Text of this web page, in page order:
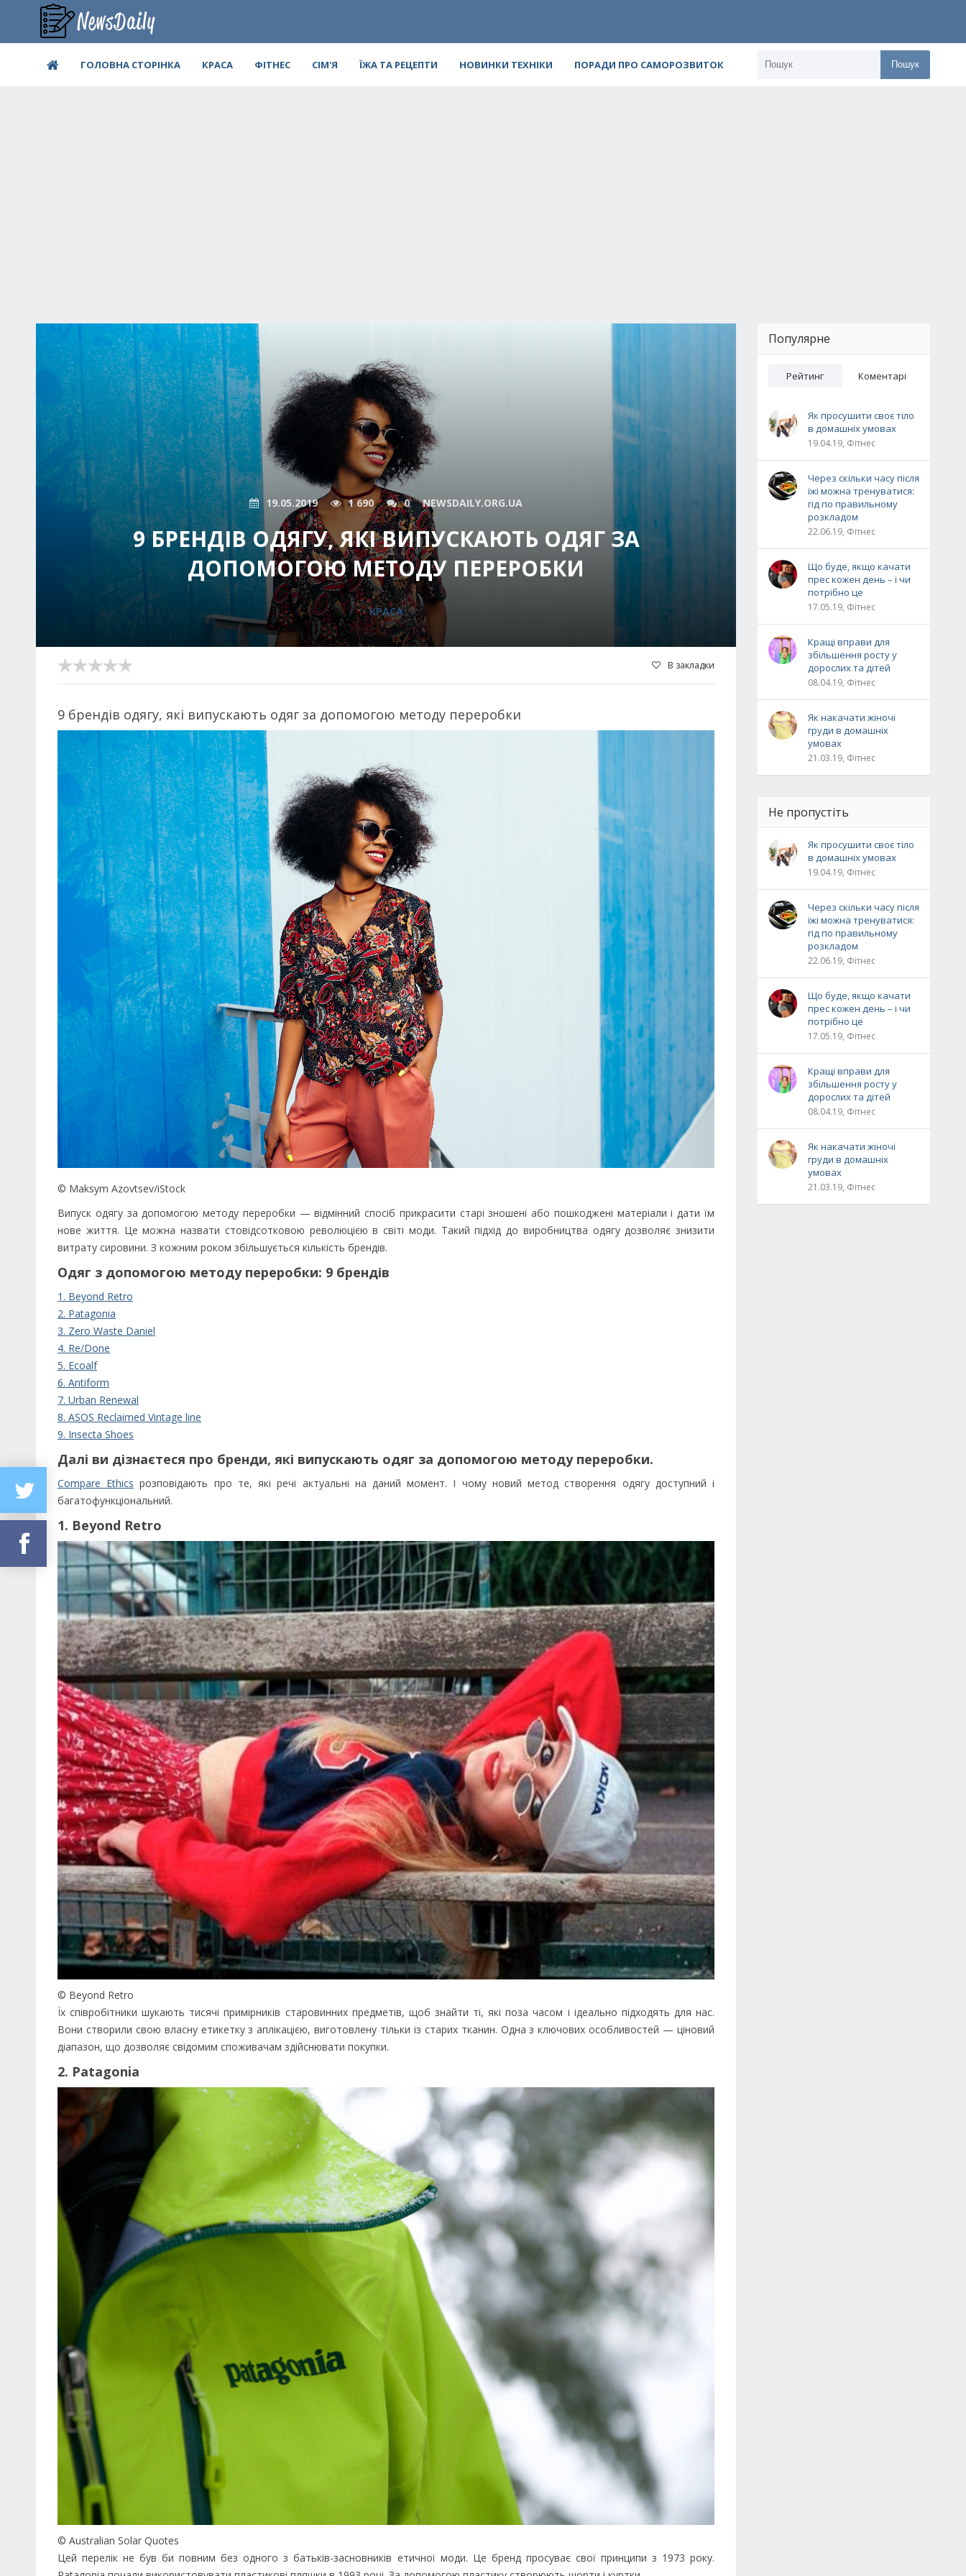
ГОЛОВНА СТОРІНКА КРАСА ФІТНЕС СІМ'Я ЇЖА ТА РЕЦЕПТИ НОВИНКИ ТЕХНІКИ ПОРАДИ ПРО САМОРОЗВИТОК Пошук
19.05.2019 1 690 0 NEWSDAILY.ORG.UA
9 БРЕНДІВ ОДЯГУ, ЯКІ ВИПУСКАЮТЬ ОДЯГ ЗА
ДОПОМОГОЮ МЕТОДУ ПЕРЕРОБКИ
КРАСА
В закладки
9 брендів одягу, які випускають одяг за допомогою методу переробки
© Maksym Azovtsev/iStock
Випуск одягу за допомогою методу переробки — відмінний спосіб прикрасити старі зношені або пошкоджені матеріали і дати їм
нове життя. Це можна назвати стовідсотковою революцією в світі моди. Такий підхід до виробництва одягу дозволяє знизити
витрату сировини. З кожним роком збільшується кількість брендів.
Одяг з допомогою методу переробки: 9 брендів
1. Beyond Retro
2. Patagonia
3. Zero Waste Daniel
4. Re/Done
5. Ecoalf
6. Antiform
7. Urban Renewal
8. ASOS Reclaimed Vintage line
9. Insecta Shoes
Далі ви дізнаєтеся про бренди, які випускають одяг за допомогою методу переробки.
Compare Ethics розповідають про те, які речі актуальні на даний момент. І чому новий метод створення одягу доступний і
багатофункціональний.
1. Beyond Retro
© Beyond Retro
Їх співробітники шукають тисячі примірників старовинних предметів, щоб знайти ті, які поза часом і ідеально підходять для нас.
Вони створили свою власну етикетку з аплікацією, виготовлену тільки із старих тканин. Одна з ключових особливостей — ціновий
діапазон, що дозволяє свідомим споживачам здійснювати покупки.
2. Patagonia
© Australian Solar Quotes
Цей перелік не був би повним без одного з батьків-засновників етичної моди. Це бренд просуває свої принципи з 1973 року.
Популярне
Рейтинг Коментарі
Як просушити своє тіло
в домашніх умовах
19.04.19, Фітнес
Через скільки часу після
їжі можна тренуватися:
гід по правильному
розкладом
22.06.19, Фітнес
Що буде, якщо качати
прес кожен день – і чи
потрібно це
17.05.19, Фітнес
Кращі вправи для
збільшення росту у
дорослих та дітей
08.04.19, Фітнес
Як накачати жіночі
груди в домашніх
умовах
21.03.19, Фітнес
Не пропустіть
Як просушити своє тіло
в домашніх умовах
19.04.19, Фітнес
Через скільки часу після
їжі можна тренуватися:
гід по правильному
розкладом
22.06.19, Фітнес
Що буде, якщо качати
прес кожен день – і чи
потрібно це
17.05.19, Фітнес
Кращі вправи для
збільшення росту у
дорослих та дітей
08.04.19, Фітнес
Як накачати жіночі
груди в домашніх
умовах
21.03.19, Фітнес